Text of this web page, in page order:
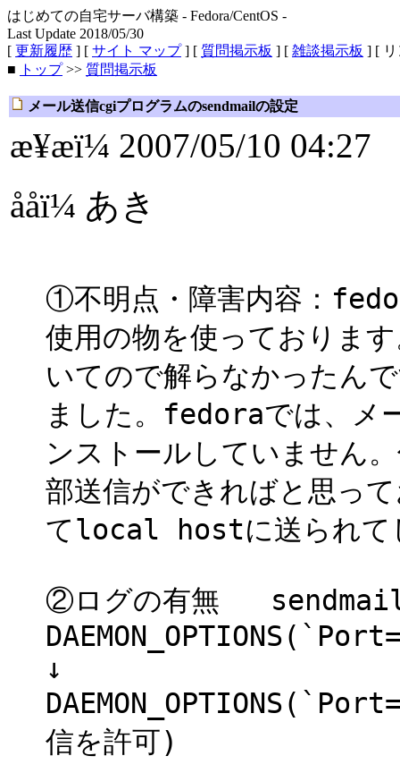
はじめての自宅サーバ構築 - Fedora/CentOS -
Last Update 2018/05/30
[ 更新履歴 ] [ サイト マップ] [ 質問掲示板 ] [ 雑談掲示板 ] [
■
トップ>> 質問掲示板
メール送信cgiプログラムのsendmailの設定
æ¥æï¼ 2007/05/10 04:27
ååï¼ あき
①不明点・障害内容：
使用の物を使っておりま
いてので解らなかったん
ました。fedoraでは、メ
ンストールしていません
部送信ができればと思っ
てlocal hostに送られて
②ログの有無
↓
信を許可)